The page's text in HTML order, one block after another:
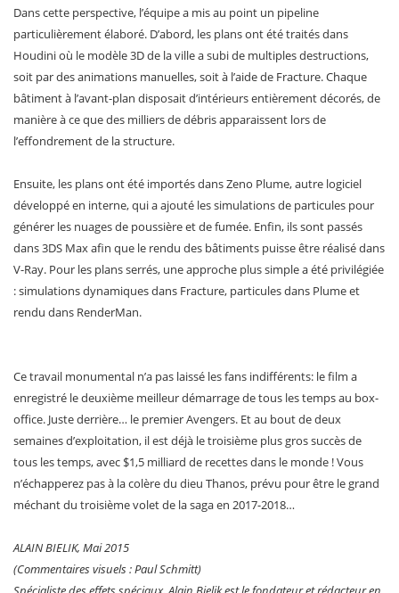
Dans cette perspective, l’équipe a mis au point un pipeline
particulièrement élaboré. D’abord, les plans ont été traités dans
Houdini où le modèle 3D de la ville a subi de multiples destructions,
soit par des animations manuelles, soit à l’aide de Fracture. Chaque
bâtiment à l’avant-plan disposait d’intérieurs entièrement décorés, de
manière à ce que des milliers de débris apparaissent lors de
l’effondrement de la structure.
Ensuite, les plans ont été importés dans Zeno Plume, autre logiciel
développé en interne, qui a ajouté les simulations de particules pour
générer les nuages de poussière et de fumée. Enfin, ils sont passés
dans 3DS Max afin que le rendu des bâtiments puisse être réalisé dans
V-Ray. Pour les plans serrés, une approche plus simple a été privilégiée
: simulations dynamiques dans Fracture, particules dans Plume et
rendu dans RenderMan.
Ce travail monumental n’a pas laissé les fans indifférents: le film a
enregistré le deuxième meilleur démarrage de tous les temps au box-
office. Juste derrière… le premier Avengers. Et au bout de deux
semaines d’exploitation, il est déjà le troisième plus gros succès de
tous les temps, avec $1,5 milliard de recettes dans le monde ! Vous
n’échapperez pas à la colère du dieu Thanos, prévu pour être le grand
méchant du troisième volet de la saga en 2017-2018…
ALAIN BIELIK, Mai 2015
(Commentaires visuels : Paul Schmitt)